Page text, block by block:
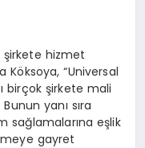
şirkete hizmet
“Universal
birçok şirkete mali
yanı sıra
sağlamalarına eşlik
gayret